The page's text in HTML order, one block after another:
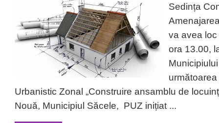
Comisiei
Tehnice
de
Amenajarea
Teritoriului
și
Urbanism
are
loc
astăzi
la
Săcele
Sedința
va avea
ora 13.00,
Urbanistic Zonal „Construire ansamblu de
Nouă, Municipiul Săcele, PUZ inițiat ...